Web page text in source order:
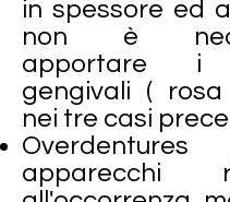
in spessore ed
non è
apportare i
gengivali (
nei tre casi
apparecchi